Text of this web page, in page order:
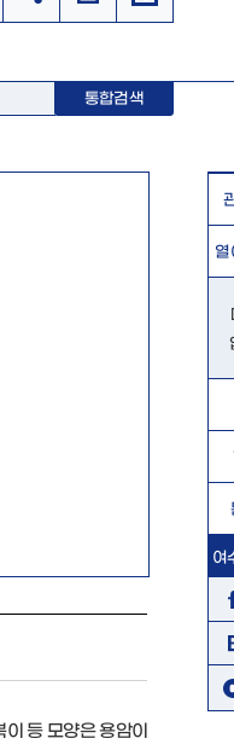
통합검색
이 등 모양은 용암이
열
여